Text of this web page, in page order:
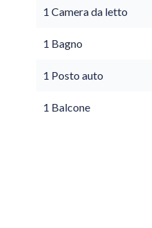
1 Camera da letto
1 Bagno
1 Posto auto
1 Balcone